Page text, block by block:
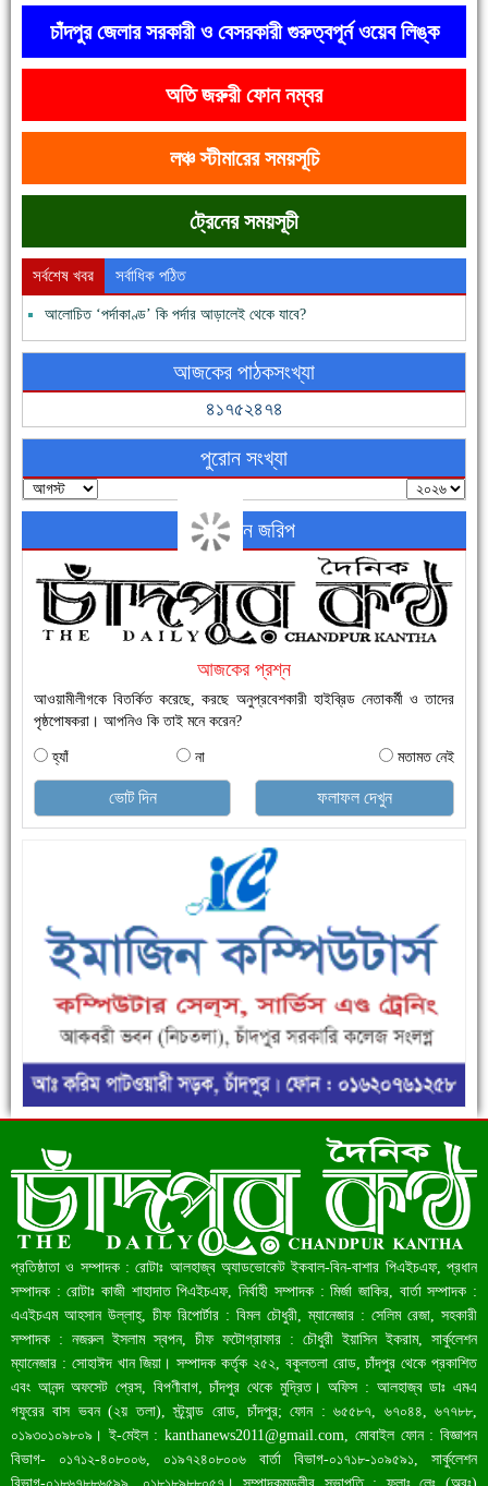
দেশে রাস্তাঘাটসহ অনেক কিছুই হয়েছে, বাড়েনি কর্মসংস্থান
ফরিদগঞ্জের ভূমিহীন ২০ পরিবার আজ নিজের পাকা ঘরে উঠছে
নতুনবাজার ফাঁড়ি পুলিশের অভিযানে ৪০ পিচ ইয়াবাসহ ১ জন গ্রেফতার
এক সপ্তাহে শনাক্ত বেড়েছে ৫৫%, মৃত্যু ৪৬%
ফরিদগঞ্জে ড্রেন ও সড়ক নির্মাণে ধীরগতি জনদুর্ভোগ চরমে
রেকর্ড ৪৫.৪৬ বিলিয়ন ডলারের রিজার্ভ
বাংলাদেশ আজ মধ্যম আয়ের দেশে উন্নীত হওয়ার পথে
চাঁদপুর জেলার সরকারী ও বেসরকারী গুরুত্বপূর্ন ওয়েব লিঙ্ক
অতি জরুরী ফোন নম্বর
লঞ্চ স্টীমারের সময়সূচি
ট্রেনের সময়সূচী
সর্বশেষ খবর সর্বাধিক পঠিত
আলোচিত ‘পর্দাকাণ্ড’ কি পর্দার আড়ালেই থেকে যাবে?
আজকের পাঠকসংখ্যা
৪১৭৫২৪৭৪
পুরোন সংখ্যা
অনলাইন জরিপ
আজকের প্রশ্ন
আওয়ামীলীগকে বিতর্কিত করেছে, করছে অনুপ্রবেশকারী হাইব্রিড নেতাকর্মী ও তাদের
পৃষ্ঠপোষকরা। আপনিও কি তাই মনে করেন?
হ্যাঁ না মতামত নেই
ভোট দিন ফলাফল দেখুন
প্রতিষ্ঠাতা ও সম্পাদক : রোটাঃ আলহাজ্ব অ্যাডভোকেট ইকবাল-বিন-বাশার পিএইচএফ, প্রধান
সম্পাদক : রোটাঃ কাজী শাহাদাত পিএইচএফ, নির্বাহী সম্পাদক : মির্জা জাকির, বার্তা সম্পাদক :
এএইচএম আহসান উল্লাহ্, চীফ রিপোর্টার : বিমল চৌধুরী, ম্যানেজার : সেলিম রেজা, সহকারী
সম্পাদক : নজরুল ইসলাম স্বপন, চীফ ফটোগ্রাফার : চৌধুরী ইয়াসিন ইকরাম, সার্কুলেশন
ম্যানেজার : সোহাঈদ খান জিয়া। সম্পাদক কর্তৃক ২৫২, বকুলতলা রোড, চাঁদপুর থেকে প্রকাশিত
এবং আনন্দ অফসেট প্রেস, বিপণীবাগ, চাঁদপুর থেকে মুদ্রিত। অফিস : আলহাজ্ব ডাঃ এমএ
গফুরের বাস ভবন (২য় তলা), স্ট্র্যান্ড রোড, চাঁদপুর; ফোন : ৬৫৫৮৭, ৬৭০৪৪, ৬৭৭৮৮,
০১৯৩০১০৯৮০৯। ই-মেইল :kanthanews2011@gmail.com , মোবাইল ফোন : বিজ্ঞাপন
বিভাগ- ০১৭১২-৪০৮০০৬, ০১৯৭২৪০৮০০৬ বার্তা বিভাগ-০১৭১৮-১০৯৫৯১, সার্কুলেশন